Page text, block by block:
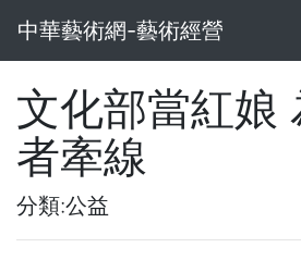
中華藝術網-藝術經營
文化部當紅娘
者牽線
分類:公益